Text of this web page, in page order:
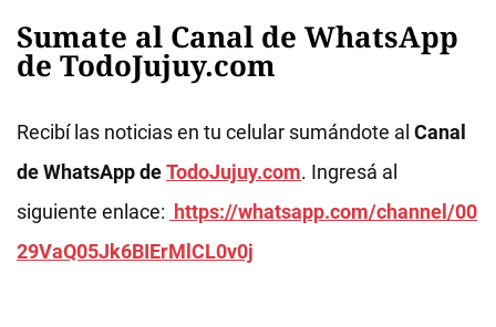
Sumate al Canal de WhatsApp
de TodoJujuy.com
Recibí las noticias en tu celular sumándote al Canal
de WhatsApp deTodoJujuy.com. Ingresá al
siguiente enlace: https://whatsapp.com/channel/00
29VaQ05Jk6BIErMlCL0v0j